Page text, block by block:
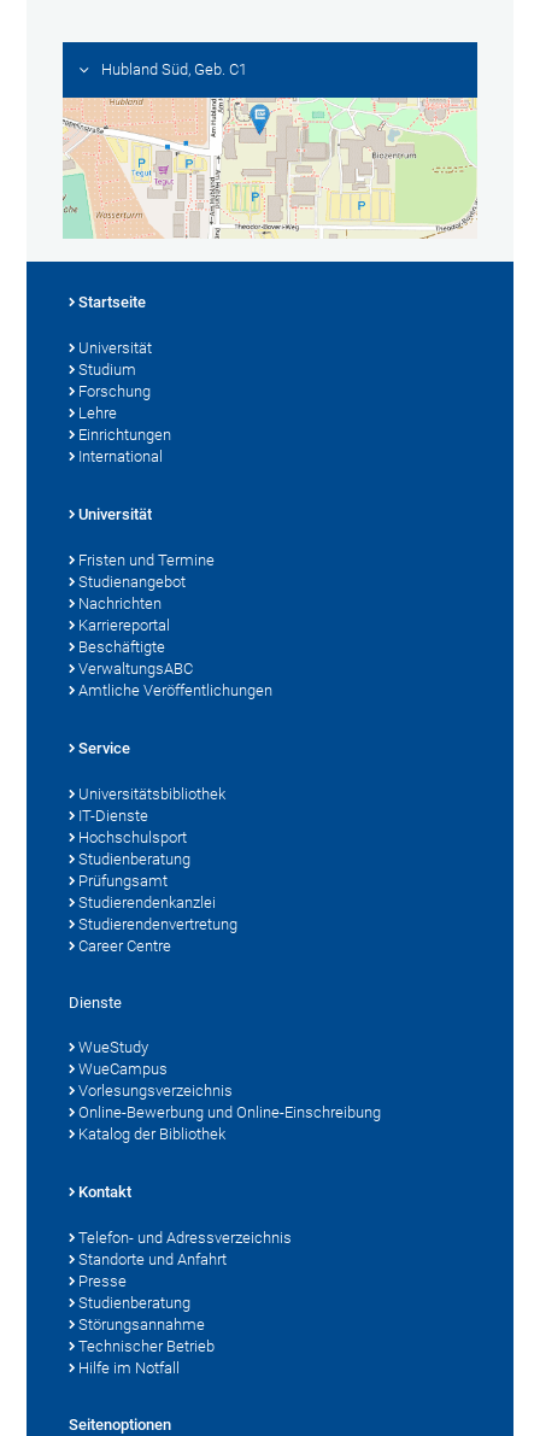
Hubland Süd, Geb. C1
Startseite
Universität
Studium
Forschung
Lehre
Einrichtungen
International
Universität
Fristen und Termine
Studienangebot
Nachrichten
Karriereportal
Beschäftigte
VerwaltungsABC
Amtliche Veröffentlichungen
Service
Universitätsbibliothek
IT-Dienste
Hochschulsport
Studienberatung
Prüfungsamt
Studierendenkanzlei
Studierendenvertretung
Career Centre
Dienste
WueStudy
WueCampus
Vorlesungsverzeichnis
Online-Bewerbung und Online-Einschreibung
Katalog der Bibliothek
Kontakt
Telefon- und Adressverzeichnis
Standorte und Anfahrt
Presse
Studienberatung
Störungsannahme
Technischer Betrieb
Hilfe im Notfall
Seitenoptionen